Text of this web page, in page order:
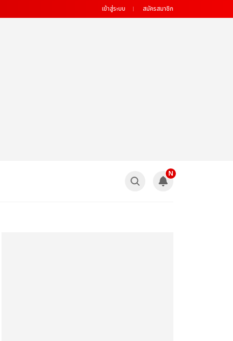
เข้าสู่ระบบ สมัครสมาชิก
N